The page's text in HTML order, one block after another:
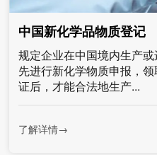
中国新化学品物质登记
规定企业在中国境内生产
先进行新化学物质申报，
证后，才能合法地生产...
了解详情→